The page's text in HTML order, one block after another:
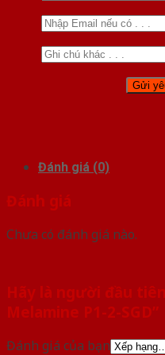
Đánh giá (0)
Đánh giá
Chưa có đánh giá nào.
Hãy là người đầu
Melamine P1-2-SGD”
Đánh giá của bạn